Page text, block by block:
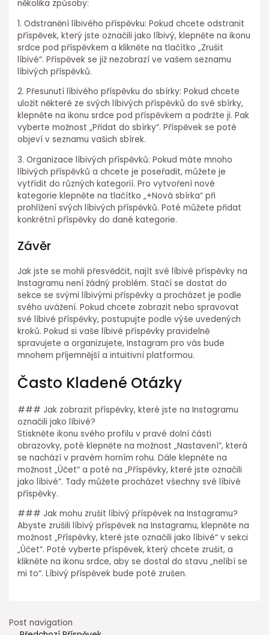
několika způsoby:
1. Odstranění líbivého příspěvku: Pokud chcete odstranit
příspěvek, který jste označili jako líbivý, klepněte na ikonu
srdce pod příspěvkem a klikněte na tlačítko „Zrušit
líbivé“. Příspěvek se již nezobrazí ve vašem seznamu
líbivých příspěvků.
2. Přesunutí líbivého příspěvku do sbírky: Pokud chcete
uložit některé ze svých líbivých příspěvků do své sbírky,
klepněte na ikonu srdce pod příspěvkem a podržte ji. Pak
vyberte možnost „Přidat do sbírky“. Příspěvek se poté
objeví v seznamu vašich sbírek.
3. Organizace líbivých příspěvků: Pokud máte mnoho
líbivých příspěvků a chcete je poseřadit, můžete je
vytřídit do různých kategorií. Pro vytvoření nové
kategorie klepněte na tlačítko „+Nová sbírka“ při
prohlížení svých líbivých příspěvků. Poté můžete přidat
konkrétní příspěvky do dané kategorie.
Závěr
Jak jste se mohli přesvědčit, najít své líbivé příspěvky na
Instagramu není žádný problém. Stačí se dostat do
sekce se svými líbivými příspěvky a procházet je podle
svého uvážení. Pokud chcete zobrazit nebo spravovat
své líbivé příspěvky, postupujte podle výše uvedených
kroků. Pokud si vaše líbivé příspěvky pravidelně
spravujete a organizujete, Instagram pro vás bude
mnohem příjemnější a intuitivní platformou.
Často Kladené Otázky
### Jak zobrazit příspěvky, které jste na Instagramu
označili jako líbivé?
Stiskněte ikonu svého profilu v pravé dolní části
obrazovky, poté klepněte na možnost „Nastavení“, která
se nachází v pravém horním rohu. Dále klepněte na
možnost „Účet“ a poté na „Příspěvky, které jste označili
jako líbivé“. Tady můžete procházet všechny své líbivé
příspěvky.
### Jak mohu zrušit líbivý příspěvek na Instagramu?
Abyste zrušili líbivý příspěvek na Instagramu, klepněte na
možnost „Příspěvky, které jste označili jako líbivé“ v sekci
„Účet“. Poté vyberte příspěvek, který chcete zrušit, a
klikněte na ikonu srdce, aby se dostal do stavu „nelíbí se
mi to“. Líbivý příspěvek bude poté zrušen.
Post navigation